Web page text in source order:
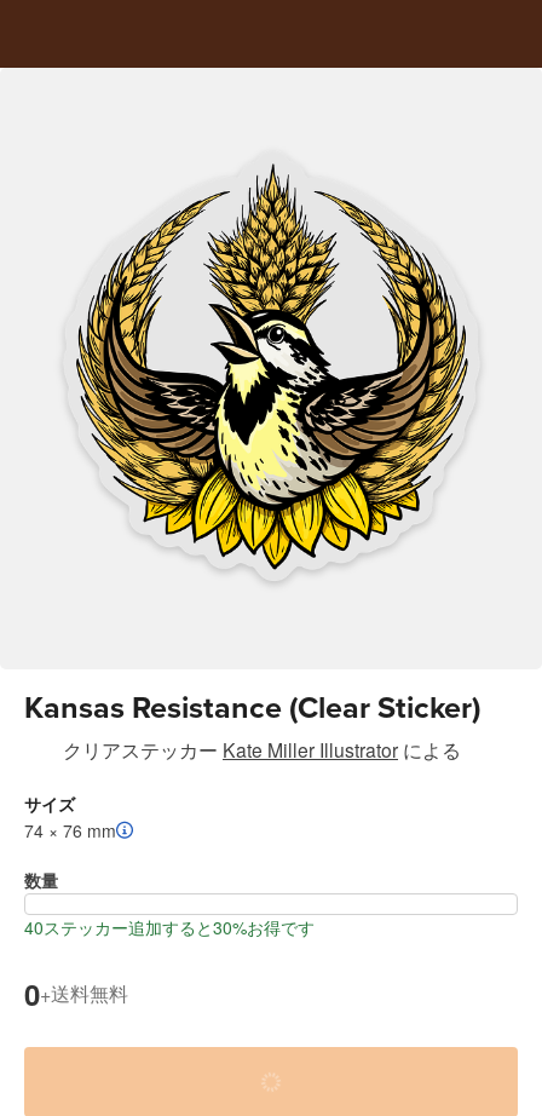
Kansas Resistance (Clear Sticker)
クリアステッカー Kate Miller Illustrator による
サイズ
74 × 76 mm
数量
40ステッカー追加すると30%お得です
0+送料無料